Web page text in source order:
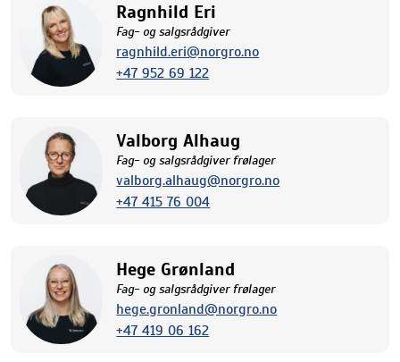
Ragnhild Eri
Fag- og salgsrådgiver
ragnhild.eri@norgro.no
+47 952 69 122
Hege Grønland
Fag- og salgsrådgiver frølager
hege.gronland@norgro.no
+47 419 06 162
Valborg Alhaug
Fag- og salgsrådgiver frølager
valborg.alhaug@norgro.no
+47 415 76 004